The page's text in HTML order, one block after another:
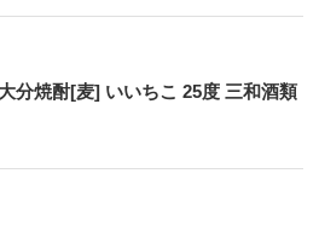
大分焼酎[麦] いいちこ 25度 三和酒類